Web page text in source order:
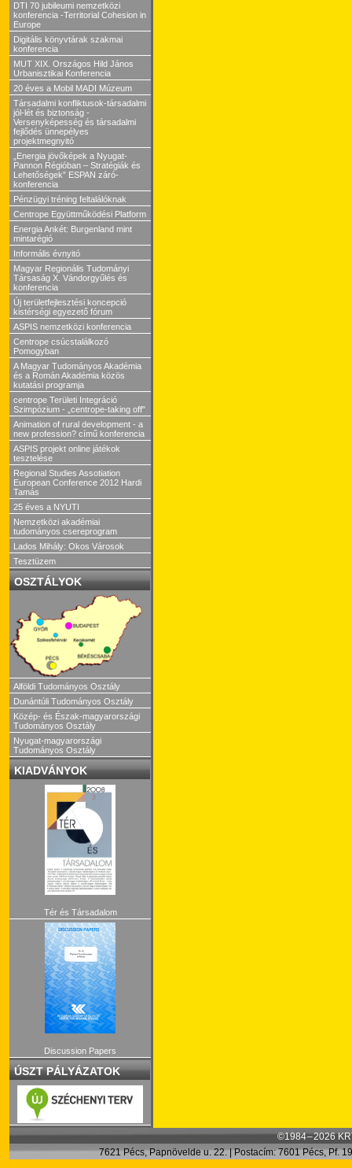
DTI 70 jubileumi nemzetközi
konferencia -Territorial Cohesion in
Europe
Digitális könyvtárak szakmai
konferencia
MUT XIX. Országos Hild János
Urbanisztikai Konferencia
20 éves a Mobil MADI Múzeum
Társadalmi konfliktusok-társadalmi
jól-lét és biztonság -
Versenyképesség és társadalmi
fejlődés ünnepélyes
projektmegnyitó
„Energia jövőképek a Nyugat-
Pannon Régióban – Stratégiák és
Lehetőségek” ESPAN záró-
konferencia
Pénzügyi tréning feltalálóknak
Centrope Együttműködési Platform
Energia Ankét: Burgenland mint
mintarégió
Informális évnyitó
Magyar Regionális Tudományi
Társaság X. Vándorgyűlés és
konferencia
Új területfejlesztési koncepció
kistérségi egyezető fórum
ASPIS nemzetközi konferencia
Centrope csúcstalálkozó
Pomogyban
A Magyar Tudományos Akadémia
és a Román Akadémia közös
kutatási programja
centrope Területi Integráció
Szimpózium - „centrope-taking off"
Animation of rural development - a
new profession? című konferencia
ASPIS projekt online játékok
tesztelése
Regional Studies Assotiation
European Conference 2012 Hardi
Tamás
25 éves a NYUTI
Nemzetközi akadémiai
tudományos csereprogram
Lados Mihály: Okos Városok
Tesztüzem
OSZTÁLYOK
Alföldi Tudományos Osztály
Dunántúli Tudományos Osztály
Közép- és Észak-magyarországi
Tudományos Osztály
Nyugat-magyarországi
Tudományos Osztály
KIADVÁNYOK
Tér és Társadalom
Discussion Papers
ÚSZT PÁLYÁZATOK
©1984 – 2026
7621 Pécs, Papnövelde u. 22. | Postacím: 7601 Pécs, Pf.